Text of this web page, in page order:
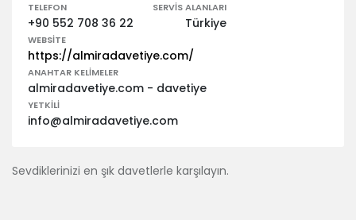
TELEFON
+90 552 708 36 22
SERVIS ALANLARI
Türkiye
WEBSITE
https://almiradavetiye.com/
ANAHTAR KELIMELER
almiradavetiye.com - davetiye
YETKILI
info@almiradavetiye.com
Sevdiklerinizi en şık davetlerle karşılayın.